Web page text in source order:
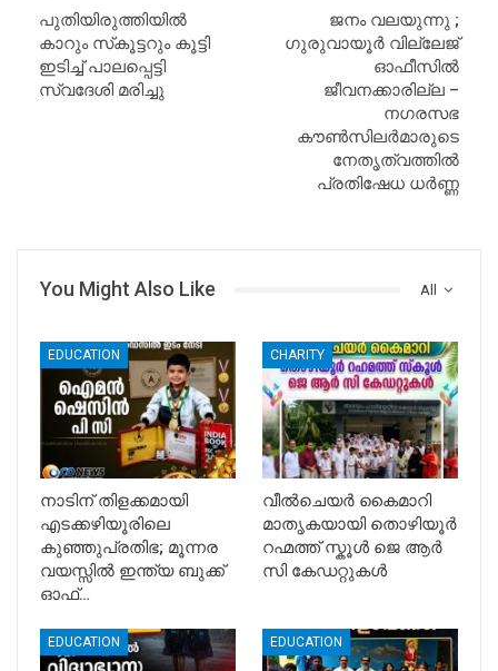
പുതിയിരുത്തിയിൽ
കാറും സ്‌കൂട്ടറും കൂട്ടി
ഇടിച്ച് പാലപ്പെട്ടി
സ്വദേശി മരിച്ചു
ജനം വലയുന്നു ;
ഗുരുവായൂർ വില്ലേജ്
ഓഫീസിൽ
ജീവനക്കാരില്ല –
നഗരസഭ
കൗൺസിലർമാരുടെ
നേതൃത്വത്തിൽ
പ്രതിഷേധ ധർണ്ണ
All
You Might Also Like
EDUCATION
നാടിന് തിളക്കമായി
എടക്കഴിയൂരിലെ
കുഞ്ഞുപ്രതിഭ; മൂന്നര
വയസ്സിൽ ഇന്ത്യ ബുക്ക്
ഓഫ്…
CHARITY
വീൽചെയർ കൈമാറി
മാതൃകയായി തൊഴിയൂർ
റഹ്മത്ത് സ്കൂൾ ജെ ആർ
സി കേഡറ്റുകൾ
EDUCATION EDUCATION